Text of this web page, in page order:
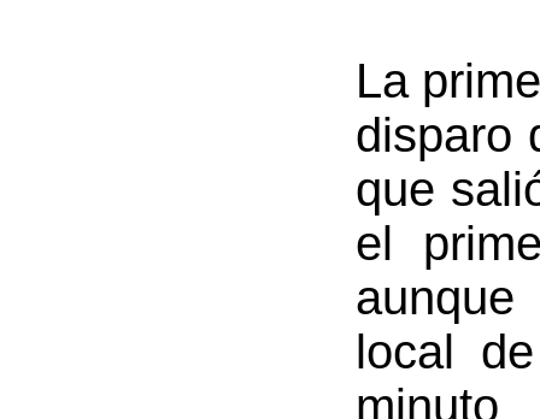
La
disparo
que
el
local